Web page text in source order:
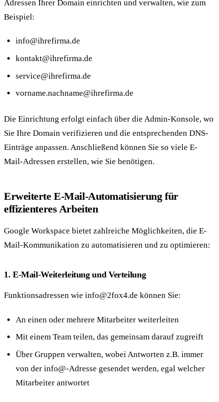
Adressen Ihrer Domain einrichten und verwalten, wie zum
Beispiel:
info@ihrefirma.de
kontakt@ihrefirma.de
service@ihrefirma.de
vorname.nachname@ihrefirma.de
Die Einrichtung erfolgt einfach über die Admin-Konsole, wo
Sie Ihre Domain verifizieren und die entsprechenden DNS-
Einträge anpassen. Anschließend können Sie so viele E-
Mail-Adressen erstellen, wie Sie benötigen.
Erweiterte E-Mail-Automatisierung für
effizienteres Arbeiten
Google Workspace bietet zahlreiche Möglichkeiten, die E-
Mail-Kommunikation zu automatisieren und zu optimieren:
1. E-Mail-Weiterleitung und Verteilung
Funktionsadressen wie info@2fox4.de können Sie:
An einen oder mehrere Mitarbeiter weiterleiten
Mit einem Team teilen, das gemeinsam darauf zugreift
Über Gruppen verwalten, wobei Antworten z.B. immer
von der info@-Adresse gesendet werden, egal welcher
Mitarbeiter antwortet